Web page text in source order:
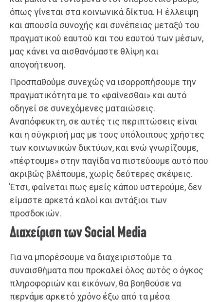
όπως γίνεται στα κοινωνικά δίκτυα. Η έλλειψη
και απουσία συνοχής και συνέπειας μεταξύ του
πραγματικού εαυτού και του εαυτού των μέσων,
μας κάνει να αισθανόμαστε θλίψη και
απογοήτευση.
Προσπαθούμε συνεχώς να ισορροπήσουμε την
πραγματικότητα με το «φαίνεσθαι» και αυτό
οδηγεί σε συνεχόμενες ματαιώσεις.
Αναπόφευκτη, σε αυτές τις περιπτώσεις είναι
και η σύγκρισή μας με τους υπόλοιπους χρήστες
των κοινωνικών δικτύων, και ενώ γνωρίζουμε,
«πέφτουμε» στην παγίδα να πιστεύουμε αυτό που
ακριβώς βλέπουμε, χωρίς δεύτερες σκέψεις.
Έτσι, φαίνεται πως εμείς κάπου υστερούμε, δεν
είμαστε αρκετά καλοί και αντάξιοι των
προσδοκιών.
Διαχείριση των Social Media
Για να μπορέσουμε να διαχειριστούμε τα
συναισθήματα που προκαλεί όλος αυτός ο όγκος
πληροφοριών και εικόνων, θα βοηθούσε να
περνάμε αρκετό χρόνο έξω από τα μέσα